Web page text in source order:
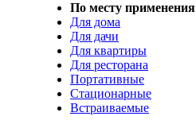
По месту применения
Для дома
Для дачи
Для квартиры
Для ресторана
Портативные
Стационарные
Встраиваемые